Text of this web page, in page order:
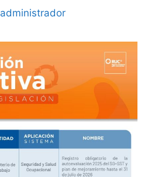
administrador